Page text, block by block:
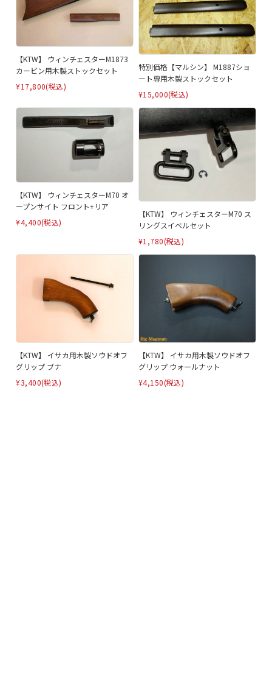
【KTW】 ウィンチェスターM1873
カービン用木製ストックセット
¥17,800(税込)
特別価格【マルシン】 M1887ショ
ート専用木製ストックセット
¥15,000(税込)
【KTW】 ウィンチェスターM70 オ
ープンサイト フロント+リア
¥4,400(税込)
【KTW】 ウィンチェスターM70 ス
リングスイベルセット
¥1,780(税込)
【KTW】 イサカ用木製ソウドオフ
グリップ ブナ
¥3,400(税込)
【KTW】 イサカ用木製ソウドオフ
グリップ ウォールナット
¥4,150(税込)